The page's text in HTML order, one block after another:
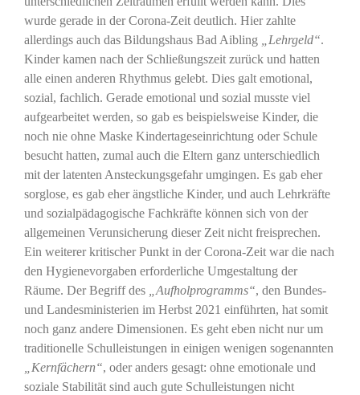
wurde gerade in der Corona-Zeit deutlich. Hier zahlte
allerdings auch das Bildungshaus Bad Aibling
„Lehrgeld“.
Kinder kamen nach der Schließungszeit zurück und hatten
alle einen anderen Rhythmus gelebt. Dies galt emotional,
sozial, fachlich. Gerade emotional und sozial musste viel
aufgearbeitet werden, so gab es beispielsweise Kinder, die
noch nie ohne Maske Kindertageseinrichtung oder Schule
besucht hatten, zumal auch die Eltern ganz unterschiedlich
mit der latenten Ansteckungsgefahr umgingen. Es gab eher
sorglose, es gab eher ängstliche Kinder, und auch Lehrkräfte
und sozialpädagogische Fachkräfte können sich von der
allgemeinen Verunsicherung dieser Zeit nicht freisprechen.
Ein weiterer kritischer Punkt in der Corona-Zeit war die nach
den Hygienevorgaben erforderliche Umgestaltung der
Räume. Der Begriff des
„Aufholprogramms“, den Bundes-
und Landesministerien im Herbst 2021 einführten, hat somit
noch ganz andere Dimensionen. Es geht eben nicht nur um
traditionelle Schulleistungen in einigen wenigen sogenannten
„Kernfächern“, oder anders gesagt: ohne emotionale und
soziale Stabilität sind auch gute Schulleistungen nicht